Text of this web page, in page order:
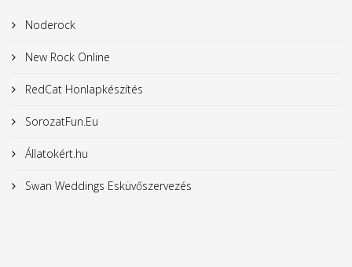
Noderock
New Rock Online
RedCat Honlapkészítés
SorozatFun.Eu
Állatokért.hu
Swan Weddings Esküvőszervezés